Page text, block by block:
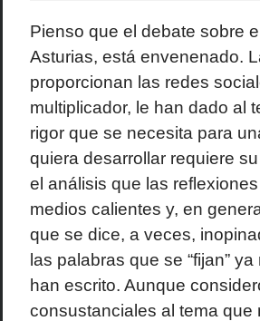
Pienso que el debate sobre
Asturias, está envenenado.
proporcionan las redes
multiplicador, le han dado al
rigor que se necesita para
quiera desarrollar requiere
el análisis que las
medios calientes y, en
que se dice, a veces,
las palabras que se “fijan”
han escrito. Aunque
consustanciales al tema